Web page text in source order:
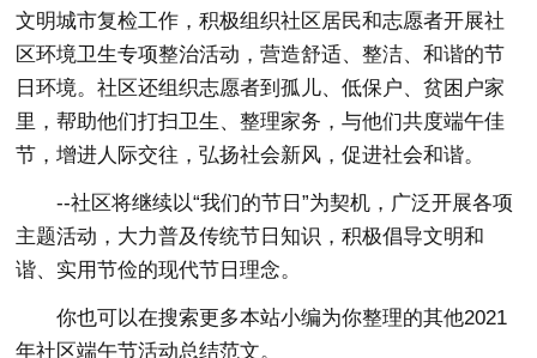
文明城市复检工作，积极组织社区居民和志愿者开展社
区环境卫生专项整治活动，营造舒适、整洁、和谐的节
日环境。社区还组织志愿者到孤儿、低保户、贫困户家
里，帮助他们打扫卫生、整理家务，与他们共度端午佳
节，增进人际交往，弘扬社会新风，促进社会和谐。
--社区将继续以“我们的节日”为契机，广泛开展各项
主题活动，大力普及传统节日知识，积极倡导文明和
谐、实用节俭的现代节日理念。
你也可以在搜索更多本站小编为你整理的其他2021
年社区端午节活动总结范文。